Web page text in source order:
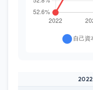
2022